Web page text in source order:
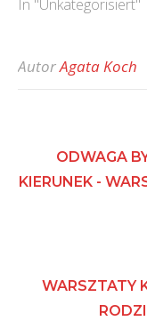
In "Unkategorisiert"
AutorAgata Koch
ODWAGA
KIERUNEK -
WARSZTATY